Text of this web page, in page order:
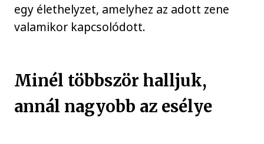
egy élethelyzet, amelyhez az adott zene
valamikor kapcsolódott.
Minél többször halljuk,
annál nagyobb az esélye